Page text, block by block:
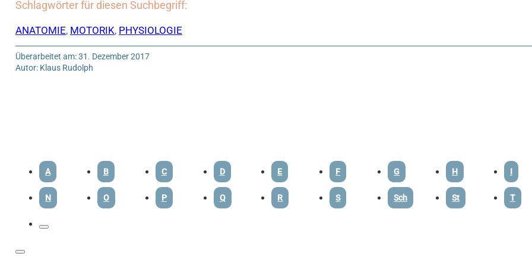
Schlagwörter für diesen Suchbegriff:
ANATOMIE, MOTORIK, PHYSIOLOGIE
Überarbeitet am: 31. Dezember 2017
Autor: Klaus Rudolph
A B C D E F G H I
N O P Q R S Sch St T